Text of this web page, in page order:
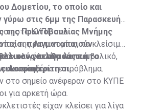
Δομετίου, το οποίο και
γύρω στις 6μμ της Παρασκευής
της Πρωτοβουλίας Μνήμης
πραγματοποιούν
σταθμούς και
στο ΚΥΠΕ από
της Αστυνομίας, το κλείσιμο
ολιγόλεπτο και συμβολικό,
οποιοδήποτε πρόβλημα.
για λίγα λεπτά το
Αστρομερίτη οι
στο σημείο ανέφεραν στο ΚΥΠΕ
για αρκετή ώρα.
είχαν κλείσει για λίγα